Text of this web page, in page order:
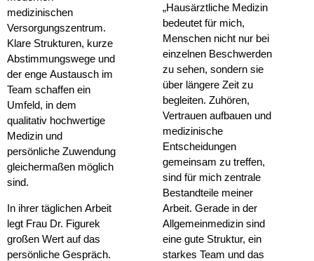
medizinischen
Versorgungszentrum.
Klare Strukturen, kurze
Abstimmungswege und
der enge Austausch im
Team schaffen ein
Umfeld, in dem
qualitativ hochwertige
Medizin und
persönliche Zuwendung
gleichermaßen möglich
sind.
In ihrer täglichen Arbeit
legt Frau Dr. Figurek
großen Wert auf das
persönliche Gespräch.
„Hausärztliche Medizin
bedeutet für mich,
Menschen nicht nur bei
einzelnen Beschwerden
zu sehen, sondern sie
über längere Zeit zu
begleiten. Zuhören,
Vertrauen aufbauen und
medizinische
Entscheidungen
gemeinsam zu treffen,
sind für mich zentrale
Bestandteile meiner
Arbeit. Gerade in der
Allgemeinmedizin sind
eine gute Struktur, ein
starkes Team und das